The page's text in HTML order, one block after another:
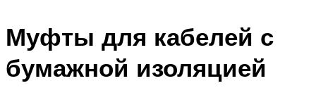
Муфты для кабелей с
бумажной изоляцией